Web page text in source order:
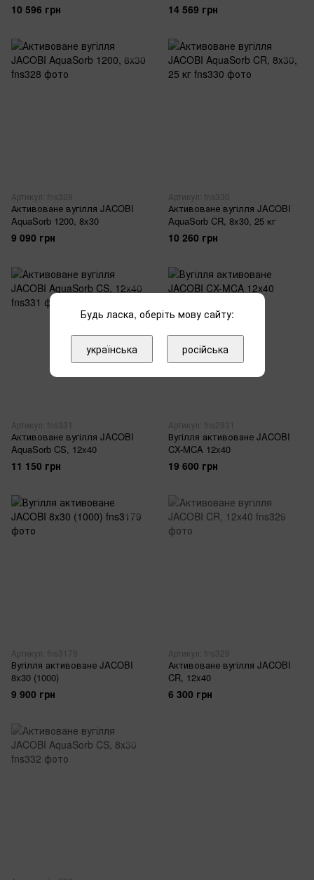
10 596 грн 14 569 грн
Артикул: fns328
Активоване вугілля JACOBI
AquaSorb 1200, 8x30
9 090 грн
Артикул: fns330
Активоване вугілля JACOBI
AquaSorb CR, 8x30, 25 кг
10 260 грн
Артикул: fns331
Активоване вугілля JACOBI
AquaSorb CS, 12x40
11 150 грн
Артикул: fns2931
Вугілля активоване JACOBI
CX-MCA 12x40
19 600 грн
Артикул: fns3179
Вугілля активоване JACOBI
8x30 (1000)
9 900 грн
Артикул: fns329
Активоване вугілля JACOBI
CR, 12x40
6 300 грн
Будь ласка, оберіть мову сайту:
українська російська